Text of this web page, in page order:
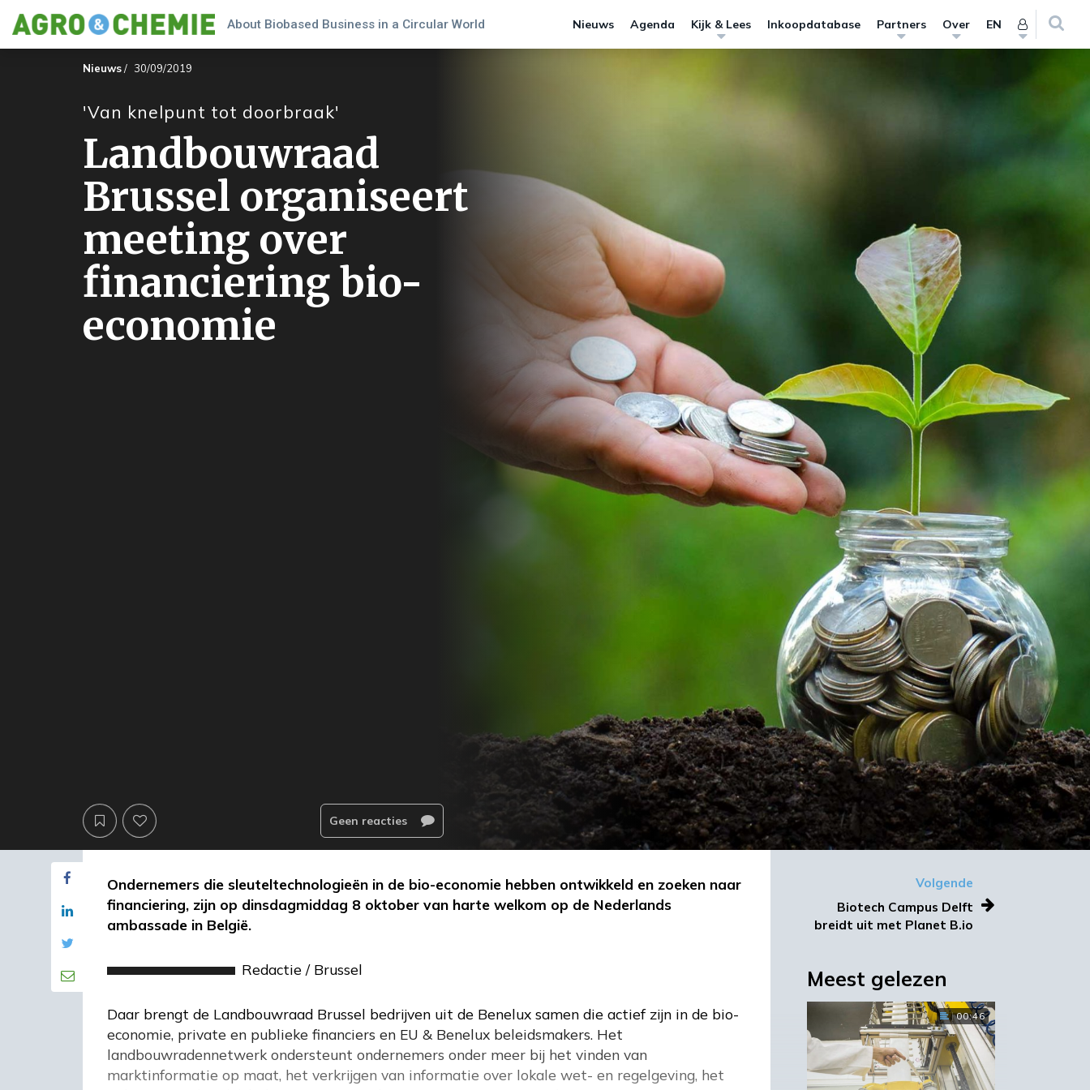
About Biobased Business in a Circular World Nieuws Agenda Kijk & Lees Inkoopdatabase Partners Over EN
Nieuws/ 30/09/2019
'Van knelpunt tot doorbraak'
Landbouwraad
Brussel organiseert
meeting over
financiering bio-
economie
Geen reacties
Ondernemers die sleuteltechnologieën in de bio-economie hebben ontwikkeld en zoeken naar
financiering, zijn op dinsdagmiddag 8 oktober van harte welkom op de Nederlands
ambassade in België.
Redactie / Brussel
Daar brengt de Landbouwraad Brussel bedrijven uit de Benelux samen die actief zijn in de bio-
economie, private en publieke financiers en EU & Benelux beleidsmakers. Het
landbouwradennetwerk ondersteunt ondernemers onder meer bij het vinden van
marktinformatie op maat, het verkrijgen van informatie over lokale wet- en regelgeving, het
Volgende
Biotech Campus Delft
breidt uit met Planet B.io
Meest gelezen
00:46